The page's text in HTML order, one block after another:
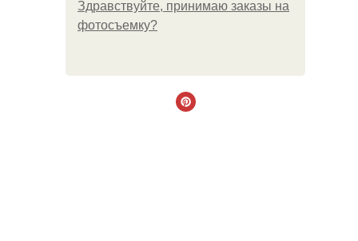
Здравствуйте, принимаю заказы на
фотосъемку?